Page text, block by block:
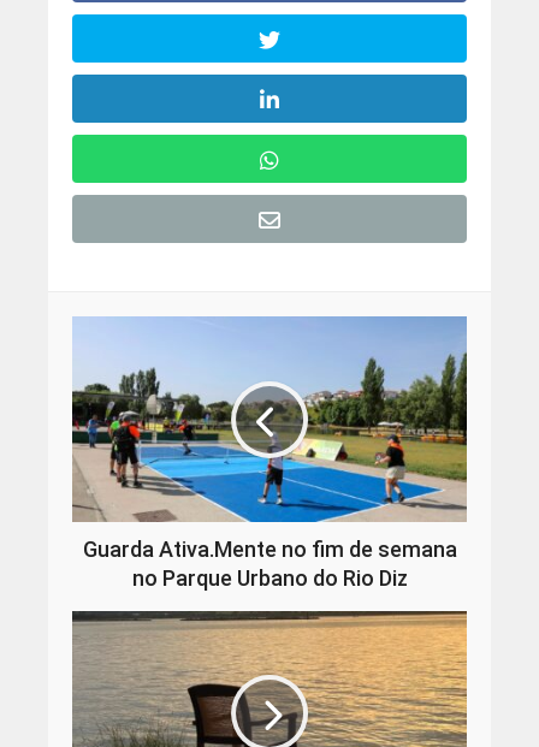
Guarda Ativa.Mente no fim de semana
no Parque Urbano do Rio Diz